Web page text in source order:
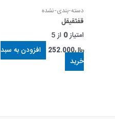
دسته-بندی-نشده
قفثقیقل
امتیاز0 از 5
﷼252.000
افزودن به سبد
خرید